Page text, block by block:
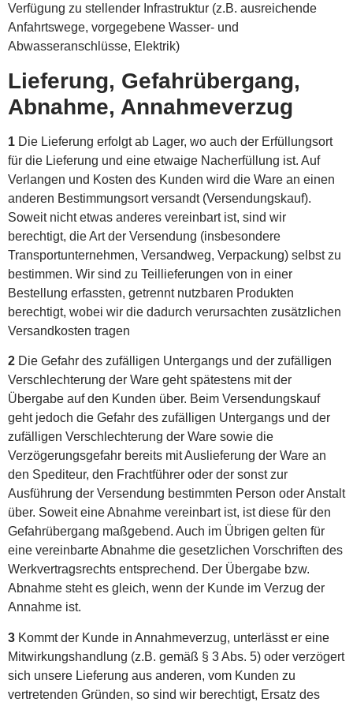
Verfügung zu stellender Infrastruktur (z.B. ausreichende
Anfahrtswege, vorgegebene Wasser- und
Abwasseranschlüsse, Elektrik)
Lieferung, Gefahrübergang,
Abnahme, Annahmeverzug
1 Die Lieferung erfolgt ab Lager, wo auch der Erfüllungsort
für die Lieferung und eine etwaige Nacherfüllung ist. Auf
Verlangen und Kosten des Kunden wird die Ware an einen
anderen Bestimmungsort versandt (Versendungskauf).
Soweit nicht etwas anderes vereinbart ist, sind wir
berechtigt, die Art der Versendung (insbesondere
Transportunternehmen, Versandweg, Verpackung) selbst zu
bestimmen. Wir sind zu Teillieferungen von in einer
Bestellung erfassten, getrennt nutzbaren Produkten
berechtigt, wobei wir die dadurch verursachten zusätzlichen
Versandkosten tragen
2 Die Gefahr des zufälligen Untergangs und der zufälligen
Verschlechterung der Ware geht spätestens mit der
Übergabe auf den Kunden über. Beim Versendungskauf
geht jedoch die Gefahr des zufälligen Untergangs und der
zufälligen Verschlechterung der Ware sowie die
Verzögerungsgefahr bereits mit Auslieferung der Ware an
den Spediteur, den Frachtführer oder der sonst zur
Ausführung der Versendung bestimmten Person oder Anstalt
über. Soweit eine Abnahme vereinbart ist, ist diese für den
Gefahrübergang maßgebend. Auch im Übrigen gelten für
eine vereinbarte Abnahme die gesetzlichen Vorschriften des
Werkvertragsrechts entsprechend. Der Übergabe bzw.
Abnahme steht es gleich, wenn der Kunde im Verzug der
Annahme ist.
3 Kommt der Kunde in Annahmeverzug, unterlässt er eine
Mitwirkungshandlung (z.B. gemäß § 3 Abs. 5) oder verzögert
sich unsere Lieferung aus anderen, vom Kunden zu
vertretenden Gründen, so sind wir berechtigt, Ersatz des